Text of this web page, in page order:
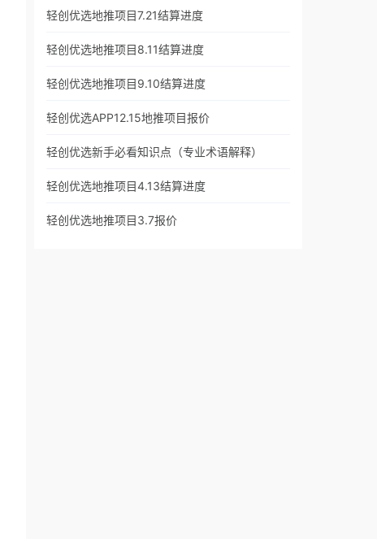
轻创优选地推项目7.21结算进度
轻创优选地推项目8.11结算进度
轻创优选地推项目9.10结算进度
轻创优选APP12.15地推项目报价
轻创优选新手必看知识点（专业术语解释）
轻创优选地推项目4.13结算进度
轻创优选地推项目3.7报价